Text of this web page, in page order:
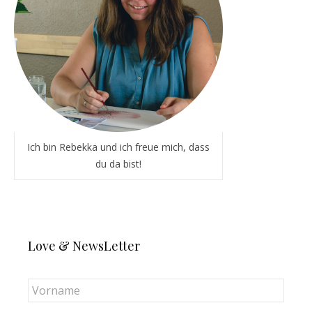
Ich bin Rebekka und ich freue mich, dass
du da bist!
Love & NewsLetter